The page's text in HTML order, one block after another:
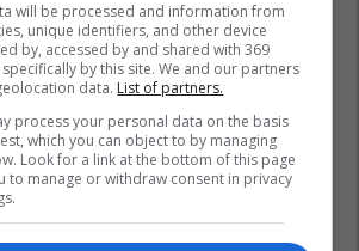
Biskota
Ngrënia E Mëngjesit
will be processed and information from
unique identifiers, and other device
by, accessed by and shared with 369
by this site. We and our partners
data. List of partners.
process your personal data on the basis
which you can object to by managing
Look for a link at the bottom of this page
to manage or withdraw consent in privacy